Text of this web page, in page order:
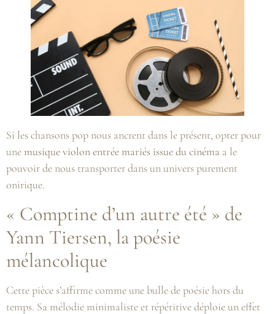
Si les chansons pop nous ancrent dans le présent, opter pour
unemusique violon entrée mariés issue du cinéma a le
pouvoir de nous transporter dans un univers purement
onirique.
« Comptine d’un autre été » de
Yann Tiersen, la poésie
mélancolique
Cette pièce s’affirme comme une bulle de poésie hors du
temps. Sa mélodie minimaliste et répétitive déploie un effet